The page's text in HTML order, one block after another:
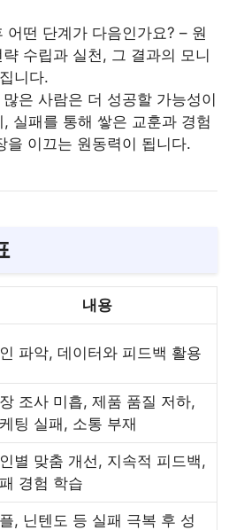
어떤 단계가 다음인가요? – 원
수립과 실천, 그 결과의 모니
니다.
은 사람은 더 성공할 가능성이
, 실패를 통해 쌓은 교훈과 경험
을 이끄는 원동력이 됩니다.
내용
파악, 데이터와 피드백 활용
조사 미흡, 제품 품질 저하,
팅 실패, 소통 부재
별 맞춤 개선, 지속적 피드백,
경험 학습
, 닌텐도 등 실패 극복 후 성